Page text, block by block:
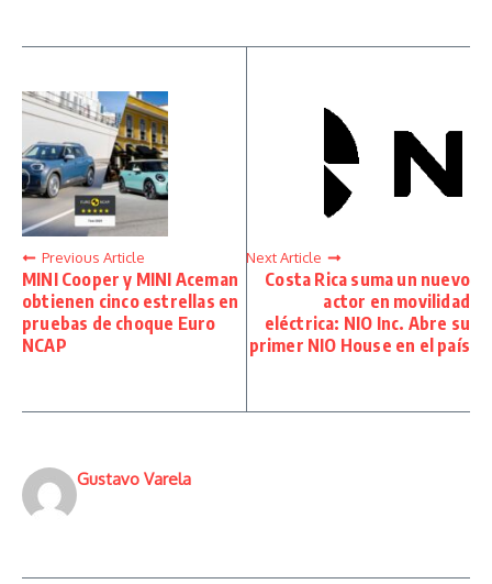
Previous Article
MINI Cooper y MINI Aceman
obtienen cinco estrellas en
pruebas de choque Euro
NCAP
Next Article
Costa Rica suma un nuevo
actor en movilidad
eléctrica: NIO Inc. Abre su
primer NIO House en el país
Gustavo Varela